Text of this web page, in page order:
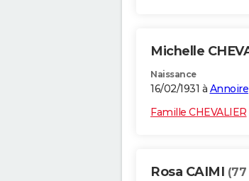
Michelle
Naissance
16/02/1931 à Annoire
Famille CHEVALIER
Rosa CAIMI (77